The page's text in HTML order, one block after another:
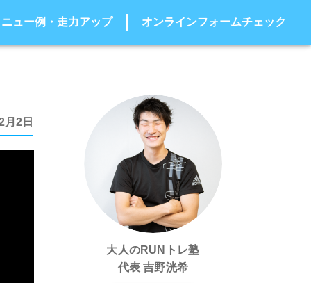
ュー例・走力アップ オンラインフォームチェック
月2日
大人のRUNトレ塾
代表 吉野洸希